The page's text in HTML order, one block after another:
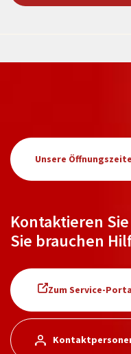
Unsere
Kontaktieren
Sie brauchen
Zum Service-